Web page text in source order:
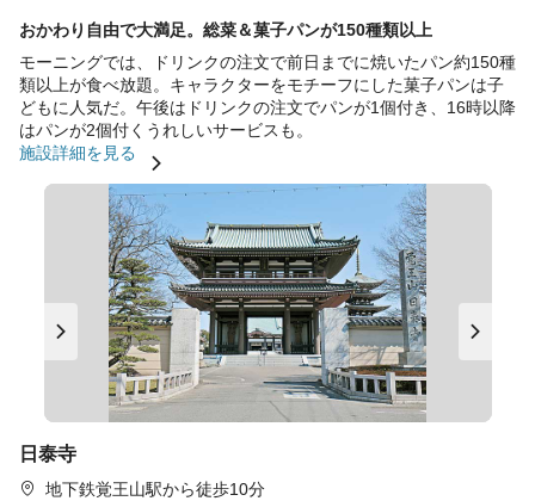
おかわり自由で大満足。総菜＆菓子パンが150種類以上
モーニングでは、ドリンクの注文で前日までに焼いたパン約150種
類以上が食べ放題。キャラクターをモチーフにした菓子パンは子
どもに人気だ。午後はドリンクの注文でパンが1個付き、16時以降
はパンが2個付くうれしいサービスも。
施設詳細を見る
日泰寺
地下鉄覚王山駅から徒歩10分